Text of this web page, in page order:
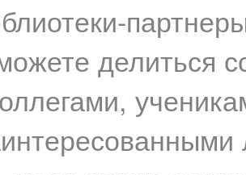
делиться